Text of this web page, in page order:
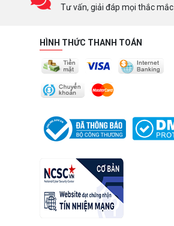
Tư vấn, giải đáp mọi thắc mắc
HÌNH THỨC THANH TOÁN